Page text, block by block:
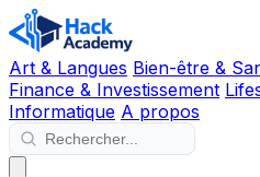
Art & Langues Bien-être &
Finance & Investissement
Informatique A propos